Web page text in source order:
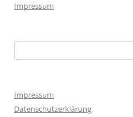
Impressum
nach:
Impressum
Datenschutzerklärung